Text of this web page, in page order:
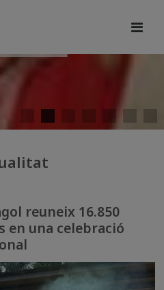
reuneix 16.850
en una celebració